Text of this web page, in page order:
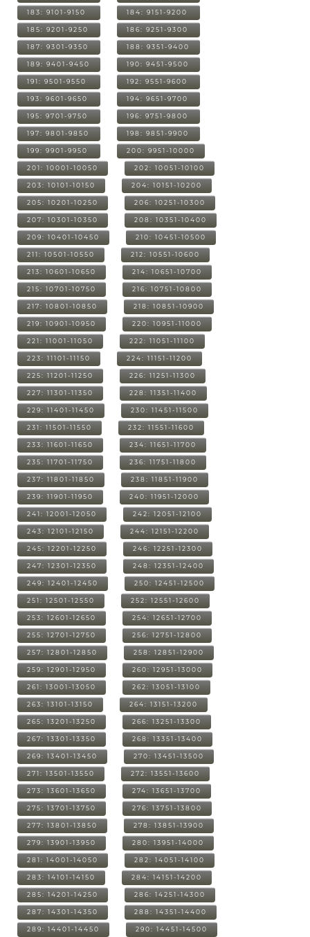
183: 9101-9150 184: 9151-9200
185: 9201-9250 186: 9251-9300
187: 9301-9350 188: 9351-9400
189: 9401-9450 190: 9451-9500
191: 9501-9550 192: 9551-9600
193: 9601-9650 194: 9651-9700
195: 9701-9750 196: 9751-9800
197: 9801-9850 198: 9851-9900
199: 9901-9950 200: 9951-10000
201: 10001-10050 202: 10051-10100
203: 10101-10150 204: 10151-10200
205: 10201-10250 206: 10251-10300
207: 10301-10350 208: 10351-10400
209: 10401-10450 210: 10451-10500
211: 10501-10550 212: 10551-10600
213: 10601-10650 214: 10651-10700
215: 10701-10750 216: 10751-10800
217: 10801-10850 218: 10851-10900
219: 10901-10950 220: 10951-11000
221: 11001-11050 222: 11051-11100
223: 11101-11150 224: 11151-11200
225: 11201-11250 226: 11251-11300
227: 11301-11350 228: 11351-11400
229: 11401-11450 230: 11451-11500
231: 11501-11550 232: 11551-11600
233: 11601-11650 234: 11651-11700
235: 11701-11750 236: 11751-11800
237: 11801-11850 238: 11851-11900
239: 11901-11950 240: 11951-12000
241: 12001-12050 242: 12051-12100
243: 12101-12150 244: 12151-12200
245: 12201-12250 246: 12251-12300
247: 12301-12350 248: 12351-12400
249: 12401-12450 250: 12451-12500
251: 12501-12550 252: 12551-12600
253: 12601-12650 254: 12651-12700
255: 12701-12750 256: 12751-12800
257: 12801-12850 258: 12851-12900
259: 12901-12950 260: 12951-13000
261: 13001-13050 262: 13051-13100
263: 13101-13150 264: 13151-13200
265: 13201-13250 266: 13251-13300
267: 13301-13350 268: 13351-13400
269: 13401-13450 270: 13451-13500
271: 13501-13550 272: 13551-13600
273: 13601-13650 274: 13651-13700
275: 13701-13750 276: 13751-13800
277: 13801-13850 278: 13851-13900
279: 13901-13950 280: 13951-14000
281: 14001-14050 282: 14051-14100
283: 14101-14150 284: 14151-14200
285: 14201-14250 286: 14251-14300
287: 14301-14350 288: 14351-14400
289: 14401-14450 290: 14451-14500